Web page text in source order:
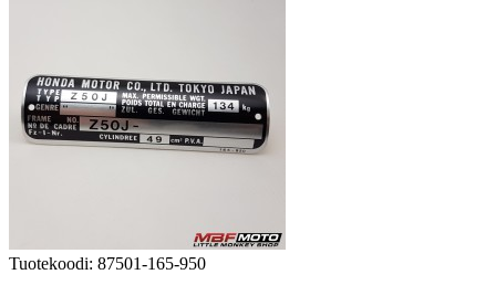
Tuotekoodi: 87501-165-950